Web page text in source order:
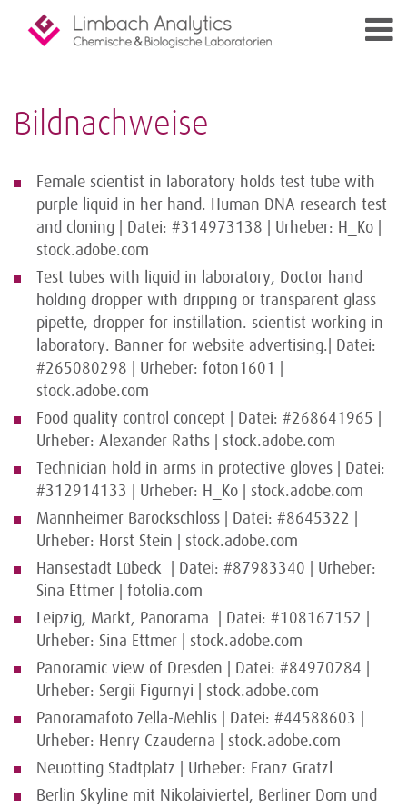
Bildnachweise
Female scientist in laboratory holds test tube with
purple liquid in her hand. Human DNA research test
and cloning | Datei: #314973138 | Urheber: H_Ko |
stock.adobe.com
Test tubes with liquid in laboratory, Doctor hand
holding dropper with dripping or transparent glass
pipette, dropper for instillation. scientist working in
laboratory. Banner for website advertising.| Datei:
#265080298 | Urheber: foton1601 |
stock.adobe.com
Food quality control concept | Datei: #268641965 |
Urheber: Alexander Raths | stock.adobe.com
Technician hold in arms in protective gloves | Datei:
#312914133 | Urheber: H_Ko | stock.adobe.com
Mannheimer Barockschloss | Datei: #8645322 |
Urheber: Horst Stein | stock.adobe.com
Hansestadt Lübeck | Datei: #87983340 | Urheber:
Sina Ettmer | fotolia.com
Leipzig, Markt, Panorama | Datei: #108167152 |
Urheber: Sina Ettmer | stock.adobe.com
Panoramic view of Dresden | Datei: #84970284 |
Urheber: Sergii Figurnyi | stock.adobe.com
Panoramafoto Zella-Mehlis | Datei: #44588603 |
Urheber: Henry Czauderna | stock.adobe.com
Neuötting Stadtplatz | Urheber: Franz Grätzl
Berlin Skyline mit Nikolaiviertel, Berliner Dom und